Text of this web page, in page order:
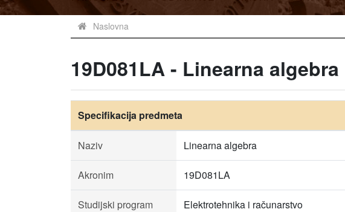
Naslovna
19D081LA - Linearna algebra
Specifikacija predmeta
Naziv Linearna algebra
Akronim 19D081LA
Studijski program Elektrotehnika i računarstvo